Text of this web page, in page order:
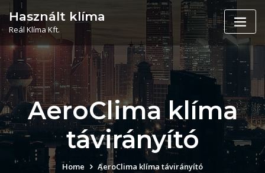
content
Használt klíma
Reál Klíma Kft.
AeroClima klíma
távirányító
Home AeroClima klíma távirányító